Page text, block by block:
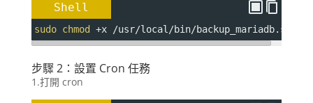
Shell
sudo chmod +x /usr/local/bin/backup_mariadb.sh
步驟 2：設置 Cron 任務
1.打開 cron